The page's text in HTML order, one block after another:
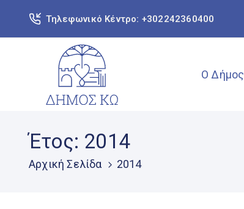
Τηλεφωνικό Κέντρο: +302242360400
Ο Δήμος
Έτος: 2014
Αρχική Σελίδα 2014